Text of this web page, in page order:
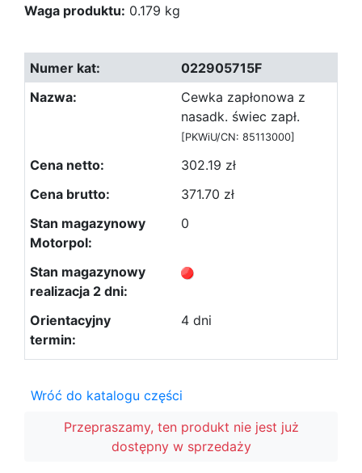
Waga produktu: 0.179 kg
022905715F
Cewka zapłonowa z
nasadk. świec zapł.
[PKWiU/CN: 85113000]
302.19 zł
371.70 zł
0
4 dni
Wróć do katalogu części
Przepraszamy, ten produkt nie jest już
dostępny w sprzedaży